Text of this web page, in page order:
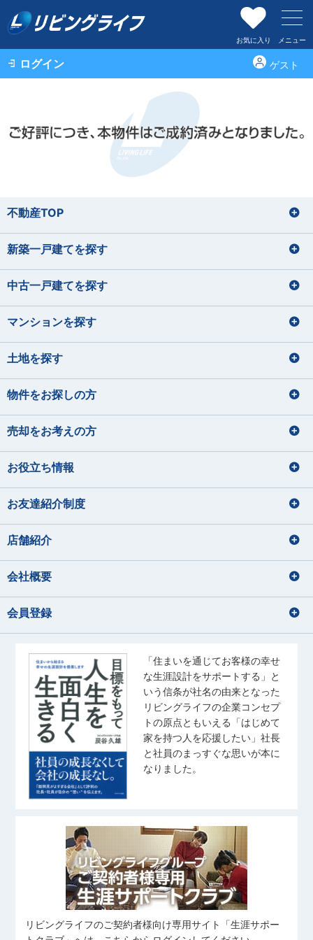
お気に入り メニュー
ログイン ゲスト
不動産TOP
新築一戸建てを探す
中古一戸建てを探す
マンションを探す
土地を探す
物件をお探しの方
売却をお考えの方
お役立ち情報
お友達紹介制度
店舗紹介
会社概要
会員登録
「住まいを通じてお客様の幸せ
な生涯設計をサポートする」と
いう信条が社名の由来となった
リビングライフの企業コンセプ
トの原点ともいえる「はじめて
家を持つ人を応援したい」社長
と社員のまっすぐな思いが本に
なりました。
リビングライフのご契約者様向け専用サイト「生涯サポー